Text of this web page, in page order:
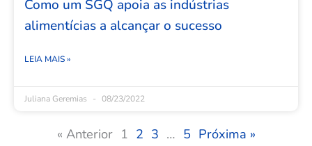
Como um SGQ apoia as indústrias
alimentícias a alcançar o sucesso
LEIA MAIS »
Juliana Geremias 08/23/2022
« Anterior 1 2 3 … 5 Próxima »